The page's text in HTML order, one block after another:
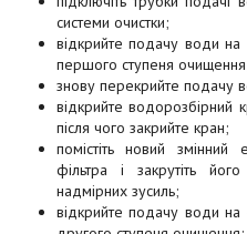
системи очистки;
відкрийте подачу води
першого ступеня
знову перекрийте подачу
відкрийте водорозбірний
після чого закрийте кран;
помістіть новий
фільтра і закрутіть
надмірних зусиль;
відкрийте подачу води